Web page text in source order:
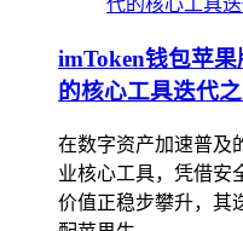
imToken钱包苹
的核心工具迭代
在数字资产加速普及
业核心工具，凭借安
价值正稳步攀升，其